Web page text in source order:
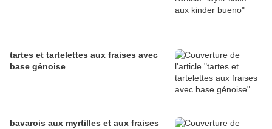
tartes et tartelettes aux fraises avec
base génoise
bavarois aux myrtilles et aux fraises